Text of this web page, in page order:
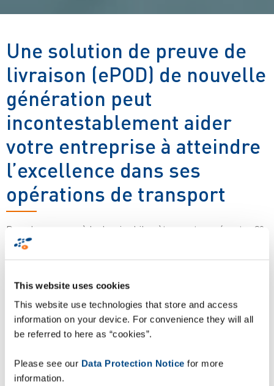
This website uses cookies
This website use technologies that store and access
information on your device. For convenience they will all
be referred to here as “cookies”.
Please see our Data Protection Notice for more
information.
Une solution de preuve de
livraison (ePOD) de nouvelle
génération peut
incontestablement aider
votre entreprise à atteindre
l’excellence dans ses
opérations de transport
Dans la mesure où le dernier kilomètre peut représenter 30
% du coût total d'exécution d'une commande, il est essentiel
pharmaceutique, automobile, alimentaire, Etc. ou encore de
la distribution en gros, tous les secteurs peuvent bénéficier
d’une solution ePOD de nouvelle génération pour assurer
durablement le succès des livraisons :
Preuve de livraison et de collecte